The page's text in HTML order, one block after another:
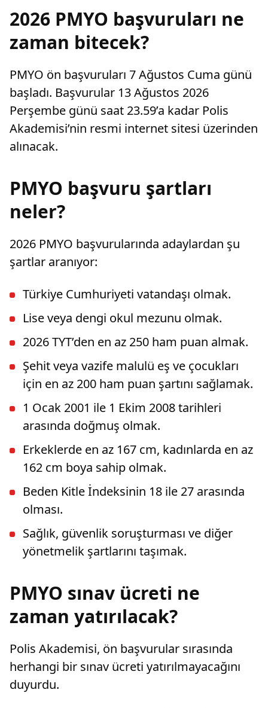
2026 PMYO başvuruları ne
zaman bitecek?
PMYO ön başvuruları 7 Ağustos Cuma günü
başladı. Başvurular 13 Ağustos 2026
Perşembe günü saat 23.59’a kadar Polis
Akademisi’nin resmi internet sitesi üzerinden
alınacak.
PMYO başvuru şartları
neler?
2026 PMYO başvurularında adaylardan şu
şartlar aranıyor:
Türkiye Cumhuriyeti vatandaşı olmak.
Lise veya dengi okul mezunu olmak.
2026 TYT’den en az 250 ham puan almak.
Şehit veya vazife malulü eş ve çocukları
için en az 200 ham puan şartını sağlamak.
1 Ocak 2001 ile 1 Ekim 2008 tarihleri
arasında doğmuş olmak.
Erkeklerde en az 167 cm, kadınlarda en az
162 cm boya sahip olmak.
Beden Kitle İndeksinin 18 ile 27 arasında
olması.
Sağlık, güvenlik soruşturması ve diğer
yönetmelik şartlarını taşımak.
PMYO sınav ücreti ne
zaman yatırılacak?
Polis Akademisi, ön başvurular sırasında
herhangi bir sınav ücreti yatırılmayacağını
duyurdu.